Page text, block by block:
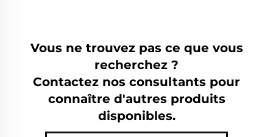
Vous ne trouvez pas ce que vous
recherchez ?
Contactez nos consultants pour
connaître d'autres produits
disponibles.